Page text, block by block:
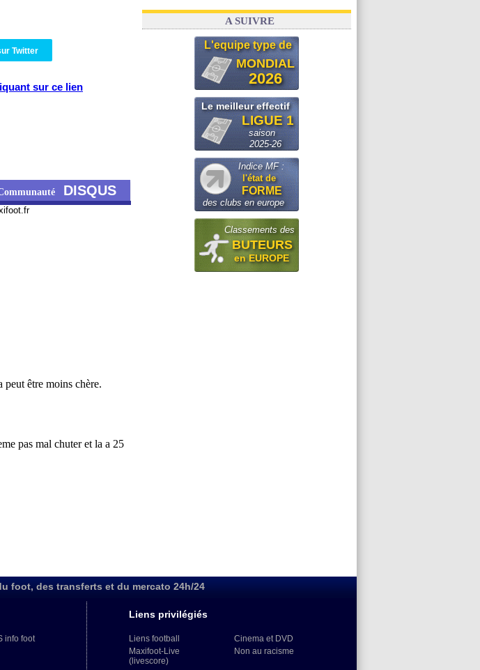
Twitter
sur ce lien
DISQUS
03/08 FIFA: Infantino sollicite Trump
A SUIVRE
L'equipe type de
MONDIAL
2026
Le meilleur effectif
LIGUE 1
saison
2025-26
Indice MF :
l'état de
FORME
des clubs en europe
Classements des
BUTEURS
en EUROPE
foot, des transferts et du mercato 24h/24
info foot
Liens privilégiés
Liens football
Maxifoot-Live
(livescore)
Cinema et DVD
Non au racisme